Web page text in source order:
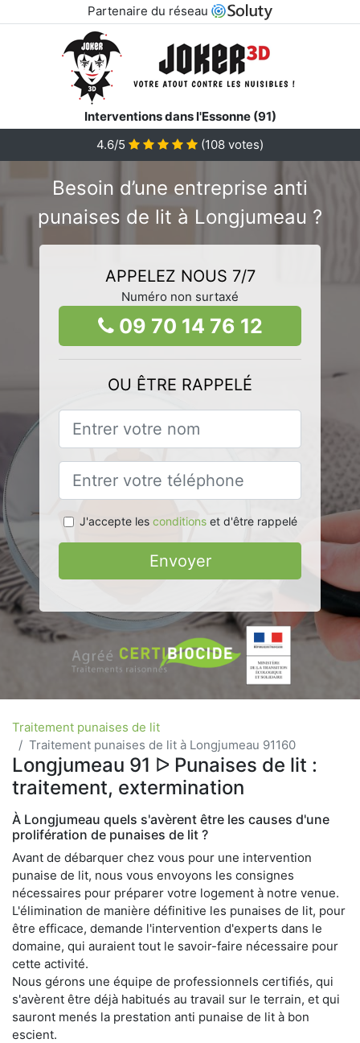
Partenaire du réseau
Interventions dans l'Essonne (91)
4.6/5
(108 votes)
Besoin d’une entreprise anti
punaises de lit à Longjumeau ?
APPELEZ NOUS 7/7
Numéro non surtaxé
09 70 14 76 12
OU ÊTRE RAPPELÉ
J'accepte les conditionset d'être rappelé
Envoyer
Traitement punaises de lit
Traitement punaises de lit à Longjumeau 91160
Longjumeau 91 ᐅ Punaises de lit :
traitement, extermination
À Longjumeau quels s'avèrent être les causes d'une
prolifération de punaises de lit ?
Avant de débarquer chez vous pour une intervention
punaise de lit, nous vous envoyons les consignes
nécessaires pour préparer votre logement à notre venue.
L'élimination de manière définitive les punaises de lit, pour
être efficace, demande l'intervention d'experts dans le
domaine, qui auraient tout le savoir-faire nécessaire pour
cette activité.
Nous gérons une équipe de professionnels certifiés, qui
s'avèrent être déjà habitués au travail sur le terrain, et qui
sauront menés la prestation anti punaise de lit à bon
escient.